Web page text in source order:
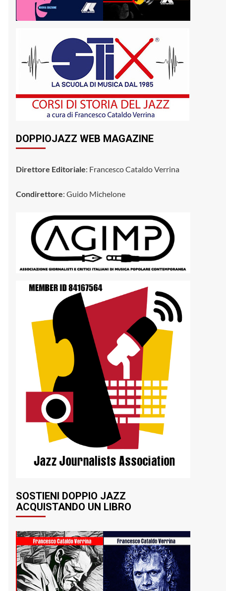
DOPPIOJAZZ WEB MAGAZINE
Direttore Editoriale: Francesco Cataldo Verrina
Condirettore: Guido Michelone
SOSTIENI DOPPIO JAZZ
ACQUISTANDO UN LIBRO